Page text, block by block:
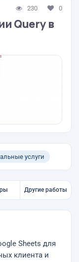
230 0
Query в
услуги
Другие работы
Sheets для
клиента и